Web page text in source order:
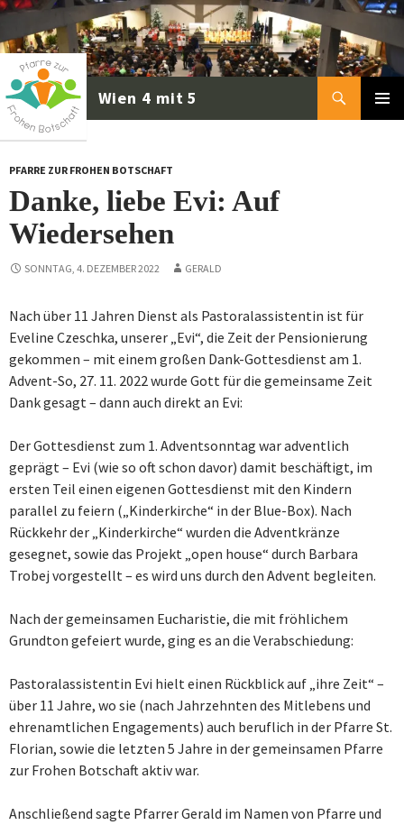
Zum
Inhalt
springen
Suchen
PFARRE ZUR FROHEN BOTSCHAFT
Danke, liebe Evi: Auf
Wiedersehen
SONNTAG, 4. DEZEMBER 2022 GERALD
Nach über 11 Jahren Dienst als Pastoralassistentin ist für
Eveline Czeschka, unserer „Evi“, die Zeit der Pensionierung
gekommen – mit einem großen Dank-Gottesdienst am 1.
Advent-So, 27. 11. 2022 wurde Gott für die gemeinsame Zeit
Dank gesagt – dann auch direkt an Evi:
Der Gottesdienst zum 1. Adventsonntag war adventlich
geprägt – Evi (wie so oft schon davor) damit beschäftigt, im
ersten Teil einen eigenen Gottesdienst mit den Kindern
parallel zu feiern („Kinderkirche“ in der Blue-Box). Nach
Rückkehr der „Kinderkirche“ wurden die Adventkränze
gesegnet, sowie das Projekt „open house“ durch Barbara
Trobej vorgestellt – es wird uns durch den Advent begleiten.
Nach der gemeinsamen Eucharistie, die mit fröhlichem
Grundton gefeiert wurde, ging es an die Verabschiedung:
Pastoralassistentin Evi hielt einen Rückblick auf „ihre Zeit“ –
über 11 Jahre, wo sie (nach Jahrzehnten des Mitlebens und
ehrenamtlichen Engagements) auch beruflich in der Pfarre St.
Florian, sowie die letzten 5 Jahre in der gemeinsamen Pfarre
zur Frohen Botschaft aktiv war.
Anschließend sagte Pfarrer Gerald im Namen von Pfarre und